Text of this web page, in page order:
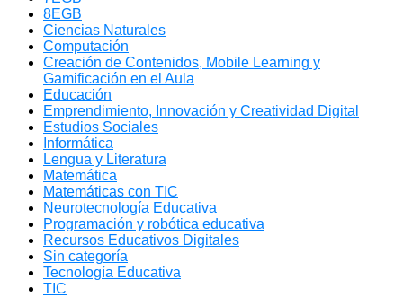
8EGB
Ciencias Naturales
Computación
Creación de Contenidos, Mobile Learning y
Gamificación en el Aula
Educación
Emprendimiento, Innovación y Creatividad Digital
Estudios Sociales
Informática
Lengua y Literatura
Matemática
Matemáticas con TIC
Neurotecnología Educativa
Programación y robótica educativa
Recursos Educativos Digitales
Sin categoría
Tecnología Educativa
TIC